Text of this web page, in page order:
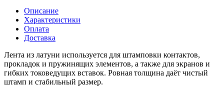
Описание
Характеристики
Оплата
Доставка
Лента из латуни используется для штамповки контактов,
прокладок и пружинящих элементов, а также для экранов и
гибких токоведущих вставок. Ровная толщина даёт чистый
штамп и стабильный размер.